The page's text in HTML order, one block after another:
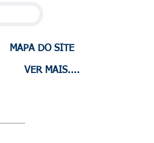
MAPA DO SITE
VER MAIS....